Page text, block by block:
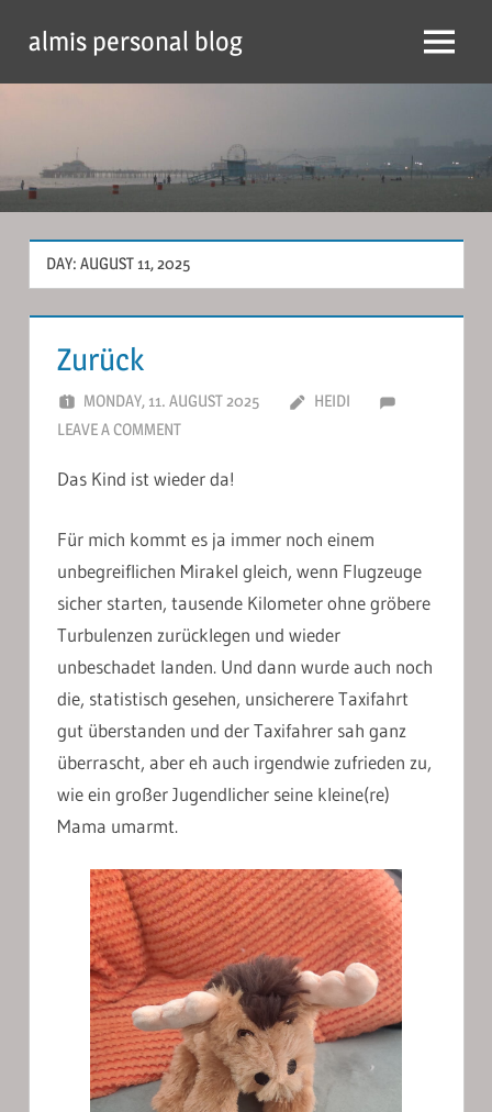
content
almis personal blog Menu
DAY: AUGUST 11, 2025
Zurück
MONDAY, 11. AUGUST 2025
HEIDI
LEAVE A COMMENT
Das Kind ist wieder da!
Für mich kommt es ja immer noch einem
unbegreiflichen Mirakel gleich, wenn Flugzeuge
sicher starten, tausende Kilometer ohne gröbere
Turbulenzen zurücklegen und wieder
unbeschadet landen. Und dann wurde auch noch
die, statistisch gesehen, unsicherere Taxifahrt
gut überstanden und der Taxifahrer sah ganz
überrascht, aber eh auch irgendwie zufrieden zu,
wie ein großer Jugendlicher seine kleine(re)
Mama umarmt.